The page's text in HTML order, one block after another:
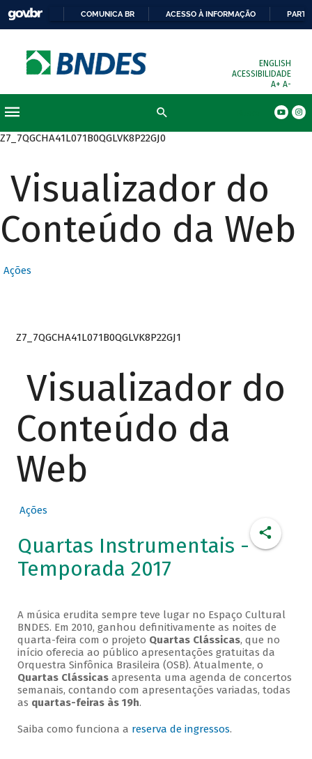
COMUNICA BR ACESSO À INFORMAÇÃO
ENGLISH
ACESSIBILIDADE
A+ A-
Z7_7QGCHA41L071B0QGLVK8P22GJ0
Visualizador do
Conteúdo da Web
Ações
Z7_7QGCHA41L071B0QGLVK8P22GJ1
Visualizador do
Conteúdo da
Web
Ações
Quartas Instrumentais -
Temporada 2017
A música erudita sempre teve lugar no Espaço Cultural
BNDES. Em 2010, ganhou definitivamente as noites de
quarta-feira com o projeto Quartas Clássicas, que no
início oferecia ao público apresentações gratuitas da
Orquestra Sinfônica Brasileira (OSB). Atualmente, o
Quartas Clássicasapresenta uma agenda de concertos
semanais, contando com apresentações variadas, todas
as quartas-feiras às 19h.
Saiba como funciona a reserva de ingressos.